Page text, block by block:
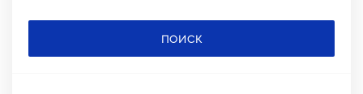
ПОИСК